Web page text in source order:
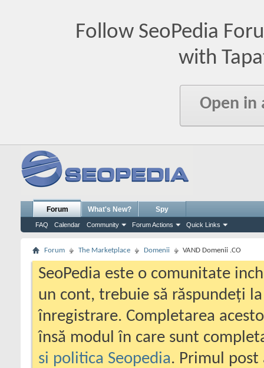
Follow SeoPedia
with
Open in
Forum
FAQ Calendar Community Forum Actions Quick Links
What's New? Spy
Forum The Marketplace Domenii VAND Domenii .CO
SeoPedia este o comunitate
un cont, trebuie să răspundeți
înregistrare. Completarea
însă modul în care sunt
si politica Seopedia. Primul